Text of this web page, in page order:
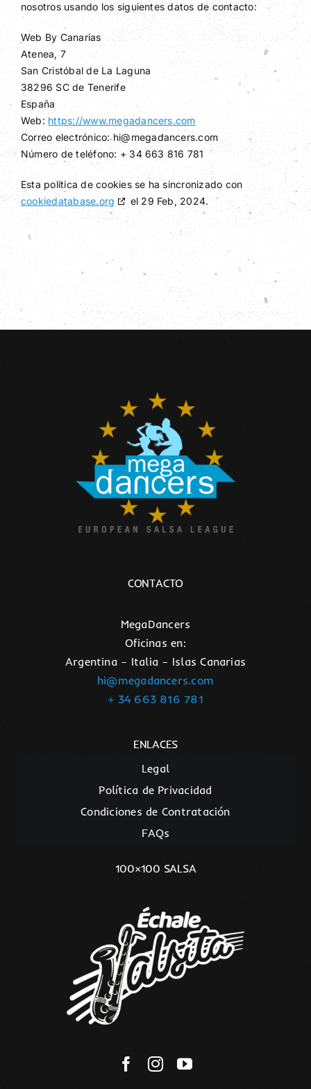
nosotros usando los siguientes datos de contacto:
Web By Canarias
Atenea, 7
San Cristóbal de La Laguna
38296 SC de Tenerife
España
Web: https://www.megadancers.com
Correo electrónico:hi@megadancers.com
Número de teléfono: + 34 663 816 781
Esta política de cookies se ha sincronizado con
cookiedatabase.org
el 29 Feb, 2024.
CONTACTO
MegaDancers
Oficinas en:
Argentina – Italia – Islas Canarias
hi@megadancers.com
+ 34 663 816 781
ENLACES
Legal
Política de Privacidad
Condiciones de Contratación
FAQs
100×100 SALSA